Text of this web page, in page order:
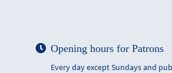
Opening hours for Patrons
Every day except Sundays and